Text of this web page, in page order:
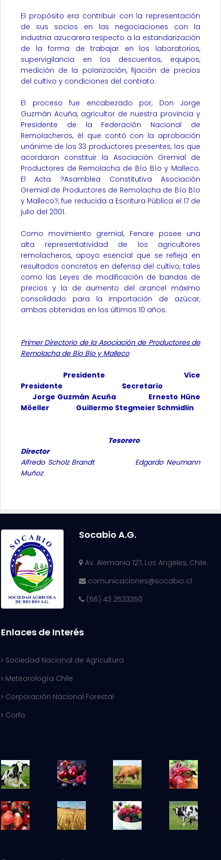
El propósito era contribuir con la representación
de sus socios en las negociaciones con la
industria azucarera respecto a la estandarización
de la forma de trabajar en los laboratorios,
supervigilancia en los descuentos, equipos,
medición de la polarización, fijación de precios
del cultivo y condiciones del contrato.
El proceso fue encabezado por, Don Jorge
Guzmán Acuña, agricultor de nuestra provincia y
Presidente de la Federación Nacional de
Remolacheros, él que contó con la aprobación
unánime de los 33 productores presentes, los que
acordaron constituir la Asociación Gremial de
Productores de Remolacha de Bío Bío y Malleco.
El Acta ?Asamblea Constitutiva Asociación
Gremial de Productores de Remolacha de Bío Bío
y Malleco?, fue reducida a Escritura Pública el 17 de
julio del 2001.
Como movimiento gremial, Fenare posee una
alta representatividad de los agricultores
remolacheros, apoyo esencial que se refleja en
resultados concretos en defensa del cultivo, tales
como las Leyes de modificación de bandas de
precios y la de aumento del arancel máximo
consolidado para la importación de azúcar,
ambas obtenidas en los últimos 10 años.
Primer Directorio de la Asociación de Productores de
Remolacha de Bío Bío y Malleco
Presidente Vice
Presidente Secretario
Jorge Guzmán Acuña Ernesto Hüne
Möeller Guillermo Stegmeier Schmidlin
Tesorero
Director
Alfredo Scholz Brandt Edgardo Neumann
Muñoz
Socabio A.G.
Av. Alemania 127, Los Angeles, Chile.
comunicaciones@socabio.cl
(56) 43 2533350
Enlaces de Interés
Sociedad Nacional de Agricultura
Meteorología Chile
Corporación Nacional Forestal
Corfo